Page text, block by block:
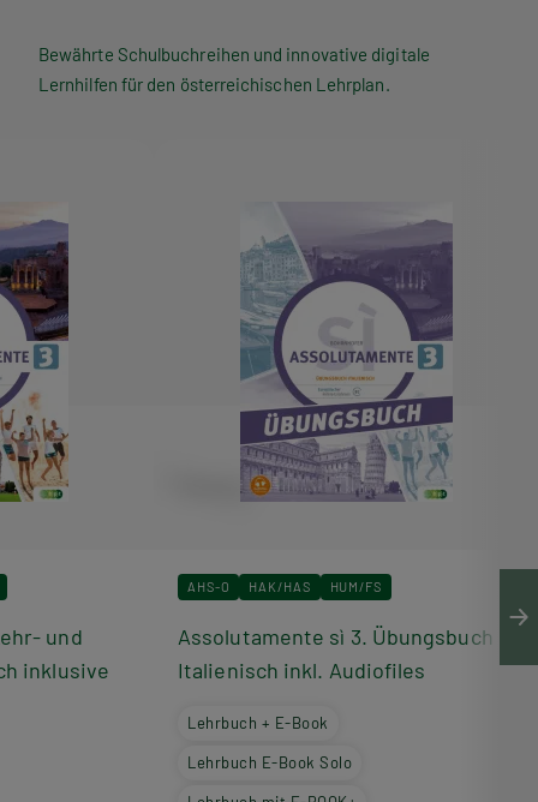
Bewährte Schulbuchreihen und innovative digitale
Lernhilfen für den österreichischen Lehrplan.
und
inklusive
AHS-O HAK/HAS HUM/FS
Assolutamente sì 3. Übungsbuch
Italienisch inkl. Audiofiles
Lehrbuch + E-Book
Lehrbuch E-Book Solo